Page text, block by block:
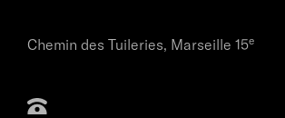
Chemin des Tuileries, Marseille 15e